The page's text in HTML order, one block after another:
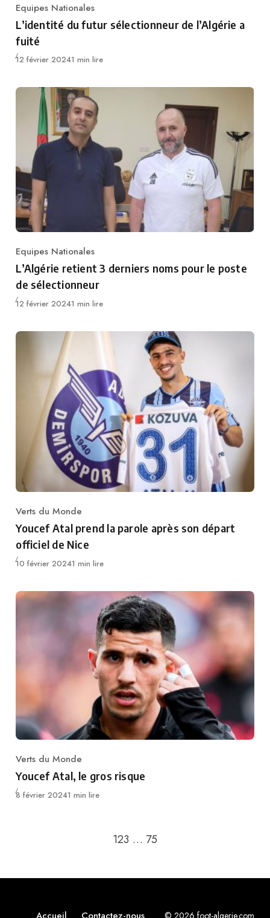
Category
Equipes Nationales
L’identité du futur sélectionneur de l’Algérie a
fuité
Publié
12 février 20241 min lire
Category
Equipes Nationales
L’Algérie retient 3 derniers noms pour le poste
de sélectionneur
Publié
12 février 20241 min lire
Category
Verts du Monde
Youcef Atal prend la parole après son départ
officiel de Nice
Publié
10 février 20241 min lire
Category
Verts du Monde
Youcef Atal, le gros risque
Publié
8 février 20241 min lire
123 … 75Passer à la page